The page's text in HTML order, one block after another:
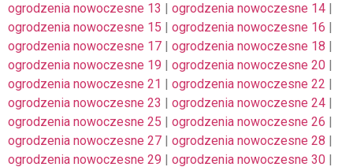
ogrodzenia nowoczesne 13 | ogrodzenia nowoczesne 14 |
ogrodzenia nowoczesne 15 | ogrodzenia nowoczesne 16 |
ogrodzenia nowoczesne 17 | ogrodzenia nowoczesne 18 |
ogrodzenia nowoczesne 19 | ogrodzenia nowoczesne 20 |
ogrodzenia nowoczesne 21 | ogrodzenia nowoczesne 22 |
ogrodzenia nowoczesne 23 | ogrodzenia nowoczesne 24 |
ogrodzenia nowoczesne 25 | ogrodzenia nowoczesne 26 |
ogrodzenia nowoczesne 27 | ogrodzenia nowoczesne 28 |
ogrodzenia nowoczesne 29 | ogrodzenia nowoczesne 30 |